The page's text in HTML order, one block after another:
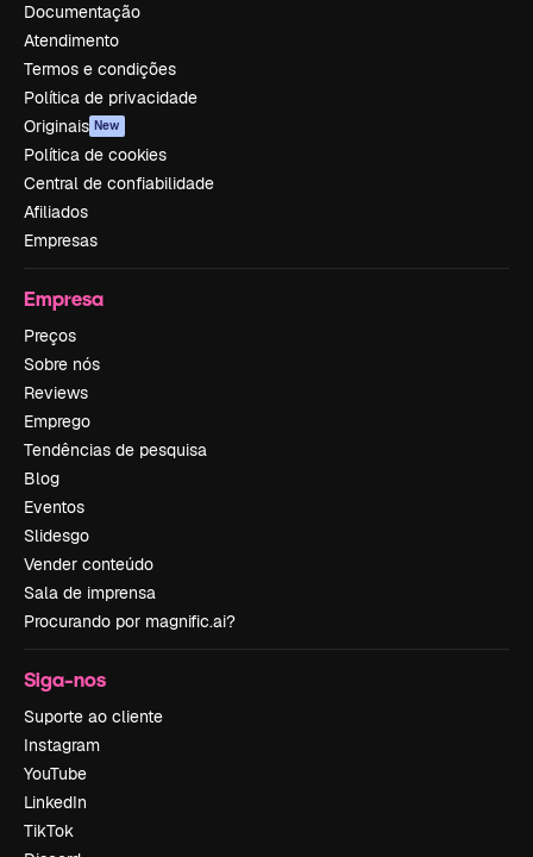
Documentação
Atendimento
Termos e condições
Política de privacidade
Originais New
Política de cookies
Central de confiabilidade
Afiliados
Empresas
Empresa
Preços
Sobre nós
Reviews
Emprego
Tendências de pesquisa
Blog
Eventos
Slidesgo
Vender conteúdo
Sala de imprensa
Procurando por magnific.ai?
Siga-nos
Suporte ao cliente
Instagram
YouTube
LinkedIn
TikTok